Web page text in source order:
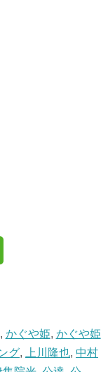
, かぐや姫, かぐや姫
グ, 上川隆也, 中村